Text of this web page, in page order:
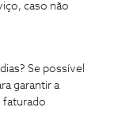
caso não
Se possível
garantir a
faturado